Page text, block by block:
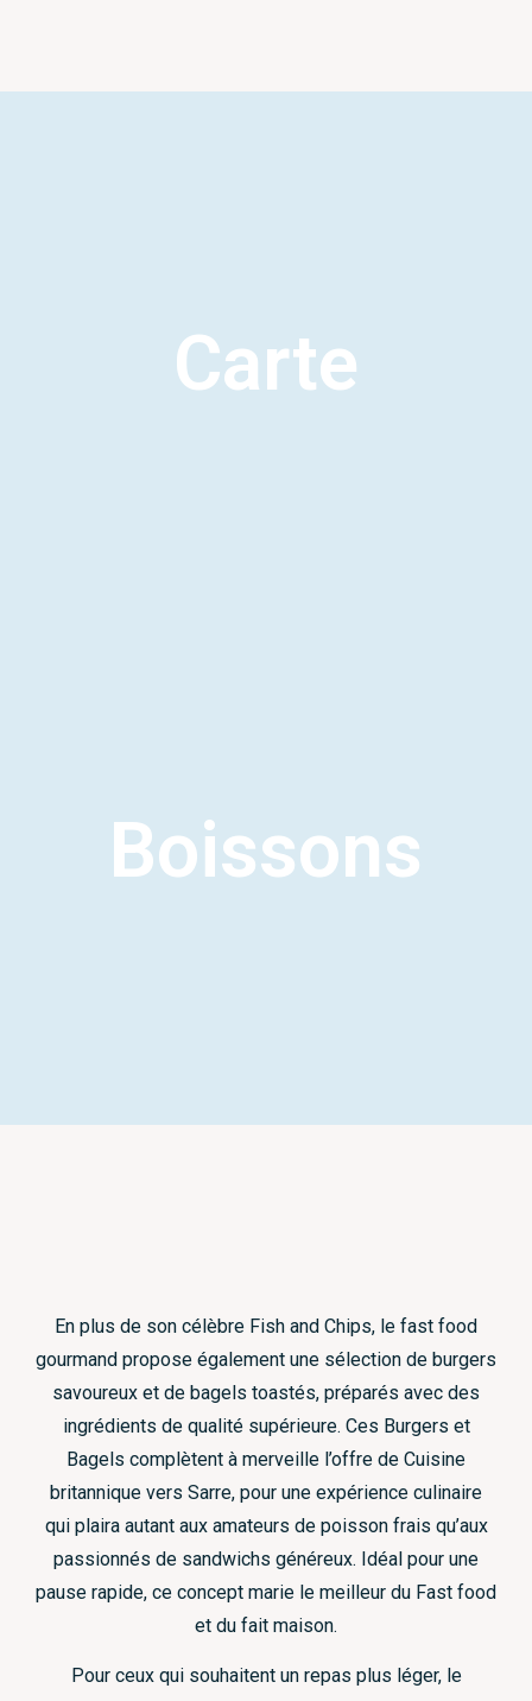
Carte
Boissons
En plus de son célèbre Fish and Chips, le fast food
gourmand propose également une sélection de burgers
savoureux et de bagels toastés, préparés avec des
ingrédients de qualité supérieure. Ces Burgers et
Bagels complètent à merveille l’offre de Cuisine
britannique vers Sarre, pour une expérience culinaire
qui plaira autant aux amateurs de poisson frais qu’aux
passionnés de sandwichs généreux. Idéal pour une
pause rapide, ce concept marie le meilleur du Fast food
et du fait maison.
Pour ceux qui souhaitent un repas plus léger, le